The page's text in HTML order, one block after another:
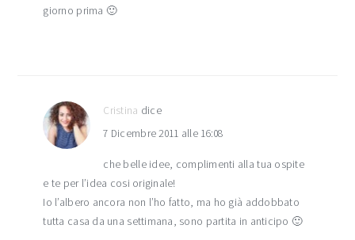
giorno prima 🙂
Cristina dice
7 Dicembre 2011 alle 16:08
che belle idee, complimenti alla tua ospite
e te per l’idea cosi originale!
Io l’albero ancora non l’ho fatto, ma ho già addobbato
tutta casa da una settimana, sono partita in anticipo 🙂